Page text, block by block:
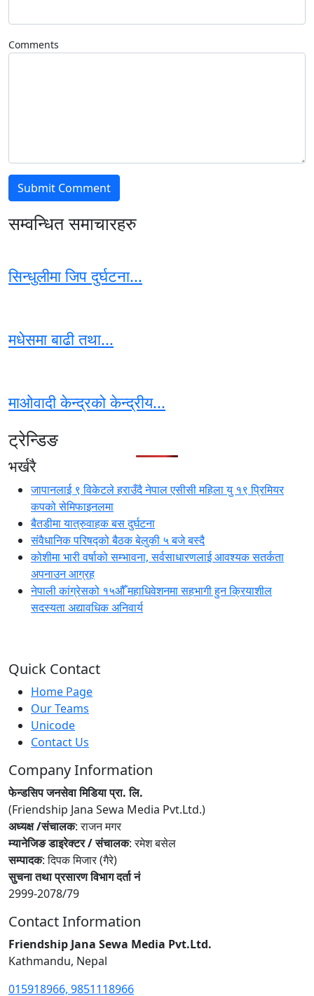
Comments
सम्वन्धित समाचारहरु
सिन्धुलीमा जिप दुर्घटना...
मधेसमा बाढी तथा...
माओवादी केन्द्रको केन्द्रीय...
ट्रेन्डिङ
भर्खरै
जापानलाई ९ विकेटले हराउँदै नेपाल एसीसी महिला यु १९ प्रिमियर
कपको सेमिफाइनलमा
बैतडीमा यात्रुवाहक बस दुर्घटना
संवैधानिक परिषद्को बैठक बेलुकी ५ बजे बस्दै
कोशीमा भारी वर्षाको सम्भावना, सर्वसाधारणलाई आवश्यक सतर्कता
अपनाउन आग्रह
नेपाली कांग्रेसको १५औँ महाधिवेशनमा सहभागी हुन क्रियाशील
सदस्यता अद्यावधिक अनिवार्य
Quick Contact
Home Page
Our Teams
Unicode
Contact Us
Company Information
फेन्डसिप जनसेवा मिडिया प्रा. लि.
(Friendship Jana Sewa Media Pvt.Ltd.)
अध्यक्ष /संचालक: राजन मगर
म्यानेजिङ डाइरेक्टर / संचालक: रमेश बसेल
सम्पादक: दिपक मिजार (गैरे)
सुचना तथा प्रसारण विभाग दर्ता नं
2999-2078/79
Contact Information
Friendship Jana Sewa Media Pvt.Ltd.
Kathmandu, Nepal
015918966, 9851118966